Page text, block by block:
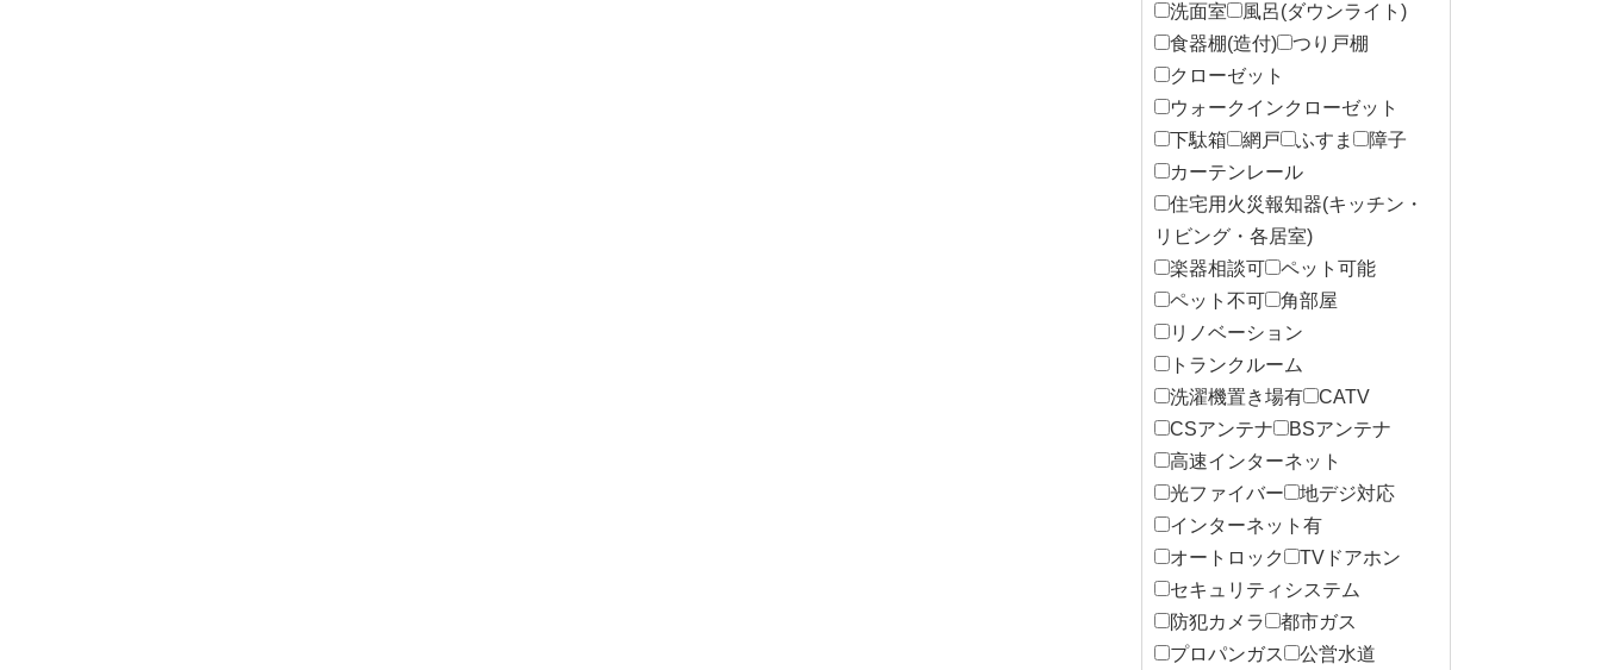
洗面室
風呂(ダウンライト)
食器棚(造付)
つり戸棚
クローゼット
ウォークインクローゼット
下駄箱
網戸 ふすま
障子
カーテンレール
住宅用火災報知器(キッチン・
リビング・各居室)
楽器相談可
ペット可能
ペット不可
角部屋
リノベーション
トランクルーム
洗濯機置き場有
CATV
CSアンテナ
BSアンテナ
高速インターネット
光ファイバー
地デジ対応
インターネット有
オートロック
TVドアホン
セキュリティシステム
防犯カメラ
都市ガス
プロパンガス
公営水道